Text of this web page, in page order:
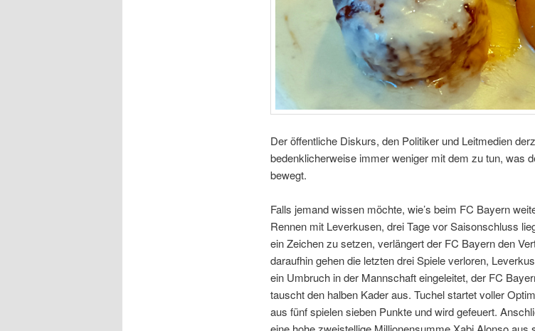
Der öffentliche Diskurs, den Politiker und Leitmedien
bedenklicherweise immer weniger mit dem zu tun, was
bewegt.
Falls jemand wissen möchte, wie’s beim FC Bayern
Rennen mit Leverkusen, drei Tage vor Saisonschluss
ein Zeichen zu setzen, verlängert der FC Bayern den
daraufhin gehen die letzten drei Spiele verloren,
ein Umbruch in der Mannschaft eingeleitet, der FC
tauscht den halben Kader aus. Tuchel startet voller
aus fünf spielen sieben Punkte und wird gefeuert.